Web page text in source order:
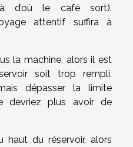
d’où le café sort).
attentif suffira à
la machine, alors il est
soit trop rempli.
dépasser la limite
devriez plus avoir de
haut du réservoir, alors